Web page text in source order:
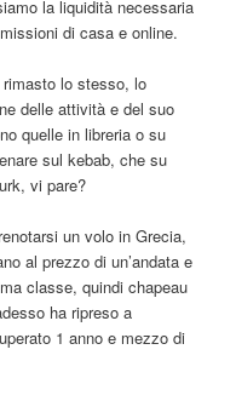
la liquidità necessaria
di casa e online.
lo stesso, lo
delle attività e del suo
quelle in libreria o su
sul kebab, che su
vi pare?
un volo in Grecia,
al prezzo di un’andata e
classe, quindi chapeau
ha ripreso a
1 anno e mezzo di